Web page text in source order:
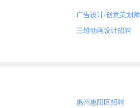
广告设计/创意策划
三维动画设计招聘
惠州惠阳区招聘